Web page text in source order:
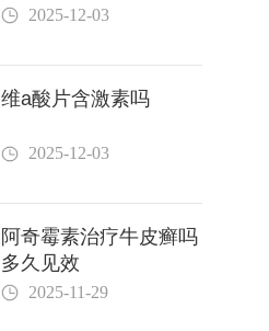
2025-12-03
维a酸片含激素吗
2025-12-03
阿奇霉素治疗牛皮癣吗
多久见效
2025-11-29